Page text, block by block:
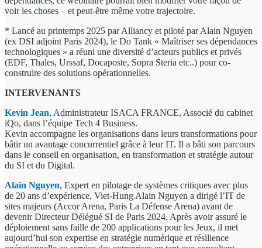
voir les choses – et peut-être même votre trajectoire.
* Lancé au printemps 2025 par Alliancy et piloté par Alain Nguyen
(ex DSI adjoint Paris 2024), le Do Tank « Maîtriser ses dépendances
technologiques » a réuni une diversité d’acteurs publics et privés
(EDF, Thales, Urssaf, Docaposte, Sopra Steria etc..) pour co-
construire des solutions opérationnelles.
INTERVENANTS
Kevin Jean, Administrateur ISACA FRANCE, Associé du cabinet
iQo, dans l’équipe Tech 4 Business.
Kevin accompagne les organisations dans leurs transformations pour
bâtir un avantage concurrentiel grâce à leur IT. Il a bâti son parcours
dans le conseil en organisation, en transformation et stratégie autour
du SI et du Digital.
Alain Nguyen, Expert en pilotage de systèmes critiques avec plus
de 20 ans d’expérience, Viet-Hung Alain Nguyen a dirigé l’IT de
sites majeurs (Accor Arena, Paris La Défense Arena) avant de
devenir Directeur Délégué SI de Paris 2024. Après avoir assuré le
déploiement sans faille de 200 applications pour les Jeux, il met
aujourd’hui son expertise en stratégie numérique et résilience